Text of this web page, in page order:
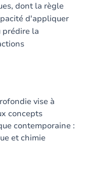
dont la règle
d'appliquer
prédire la
vise à
concepts
contemporaine :
et chimie